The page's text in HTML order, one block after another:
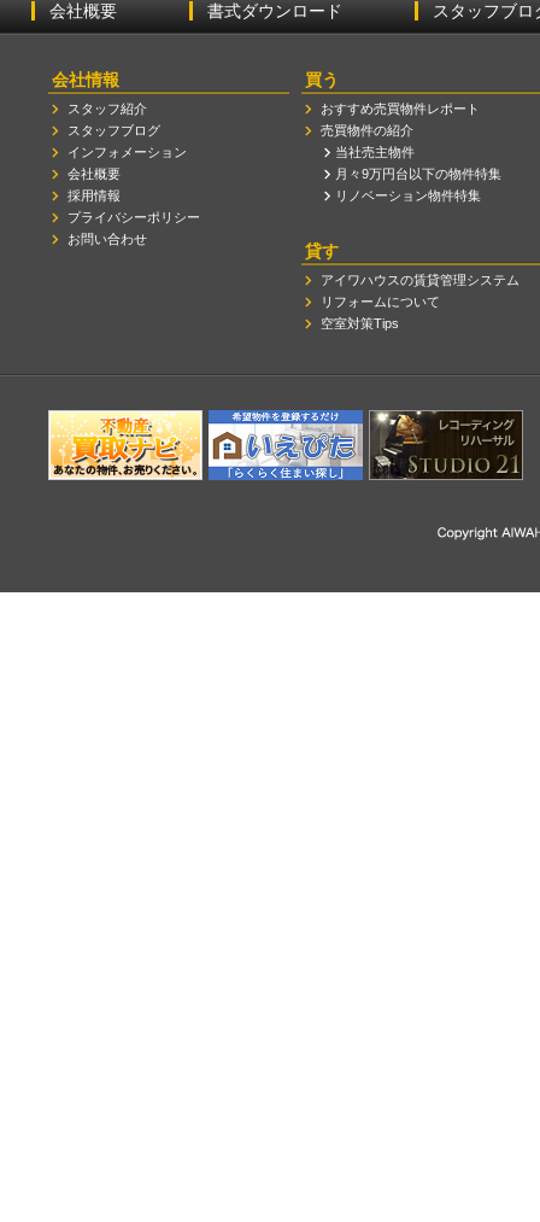
会社概要 書式ダウンロード スタッフブロ
会社情報
スタッフ紹介
スタッフブログ
インフォメーション
会社概要
採用情報
プライバシーポリシー
お問い合わせ
買う
おすすめ売買物件レポート
売買物件の紹介
当社売主物件
月々9万円台以下の物件特集
リノベーション物件特集
貸す
アイワハウスの賃貸管理システム
リフォームについて
空室対策Tips